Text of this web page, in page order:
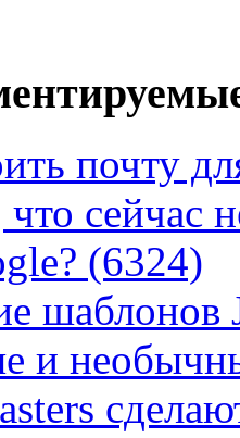
почту
сейчас
(6324)
шаблонов
и